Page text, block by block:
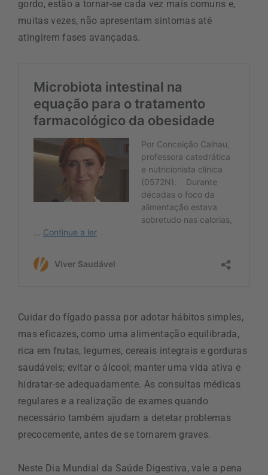
gordo, estão a tornar-se cada vez mais comuns e,
muitas vezes, não apresentam sintomas até
atingirem fases avançadas.
Cuidar do fígado passa por adotar hábitos simples,
mas eficazes, como uma alimentação equilibrada,
rica em frutas, legumes, cereais integrais e gorduras
saudáveis; evitar o álcool; manter uma vida ativa e
hidratar-se adequadamente. As consultas médicas
regulares e a realização de exames quando
necessário também ajudam a detetar problemas
precocemente, antes de se tornarem graves.
Neste Dia Mundial da Saúde Digestiva, vale a pena